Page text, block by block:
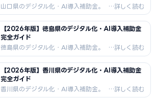
山口県のデジタル化・AI導入補助金。
補助率・対象経費・申請手順・採択事
例を詳しく解説。2026年最新版。
【2026年版】徳島県のデジタル化・AI導入補助金
完全ガイド
徳島県のデジタル化・AI導入補助金。
補助率・対象経費・申請手順・採択事
例を詳しく解説。2026年最新版。
【2026年版】香川県のデジタル化・AI導入補助金
完全ガイド
香川県のデジタル化・AI導入補助金。
補助率・対象経費・申請手順・採択事